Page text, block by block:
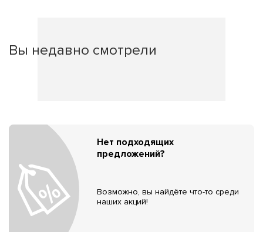
Вы недавно смотрели
Нет подходящих
предложений?
Возможно, вы найдёте что-то среди
наших акций!